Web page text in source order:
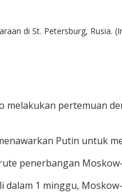
di St. Petersburg, Rusia.
melakukan pertemuan
Putin untuk
penerbangan
1 minggu,